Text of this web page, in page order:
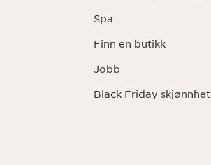
Spa
Finn en butikk
Jobb
Black Friday skjønnhet